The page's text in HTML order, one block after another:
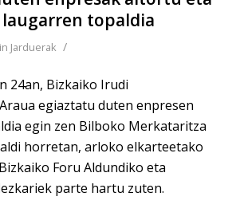
topaldia
in Jarduerak /
24an, Bizkaiko Irudi
egiaztatu duten enpresen
egin zen Bilboko Merkataritza
horretan, arloko elkarteetako
Foru Aldundiko eta
parte hartu zuten.